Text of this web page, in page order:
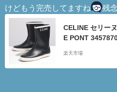
けどもう完売してますね
残
CELINE セリー
E PONT
VY
楽天市場